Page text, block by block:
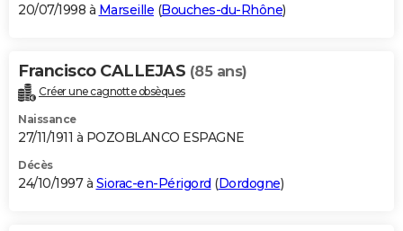
20/07/1998 à Marseille (Bouches-du-Rhône)
Francisco CALLEJAS (85 ans)
Créer une cagnotte obsèques
Naissance
27/11/1911 à POZOBLANCO ESPAGNE
Décès
24/10/1997 à Siorac-en-Périgord (Dordogne)